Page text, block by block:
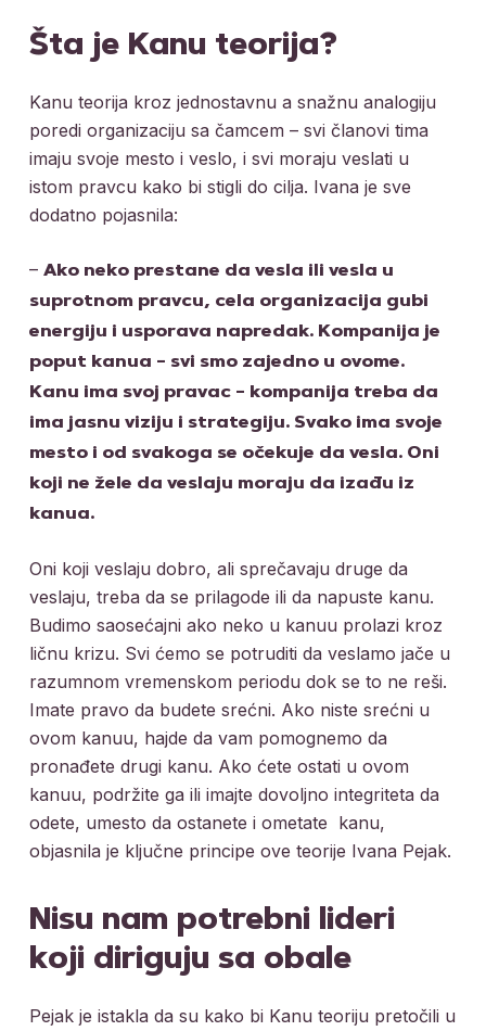
Šta je Kanu teorija?
Kanu teorija kroz jednostavnu a snažnu analogiju
poredi organizaciju sa čamcem – svi članovi tima
imaju svoje mesto i veslo, i svi moraju veslati u
istom pravcu kako bi stigli do cilja. Ivana je sve
dodatno pojasnila:
– Ako neko prestane da vesla ili vesla u
suprotnom pravcu, cela organizacija gubi
energiju i usporava napredak. Kompanija je
poput kanua – svi smo zajedno u ovome.
Kanu ima svoj pravac – kompanija treba da
ima jasnu viziju i strategiju. Svako ima svoje
mesto i od svakoga se očekuje da vesla. Oni
koji ne žele da veslaju moraju da izađu iz
kanua.
Oni koji veslaju dobro, ali sprečavaju druge da
veslaju, treba da se prilagode ili da napuste kanu.
Budimo saosećajni ako neko u kanuu prolazi kroz
ličnu krizu. Svi ćemo se potruditi da veslamo jače u
razumnom vremenskom periodu dok se to ne reši.
Imate pravo da budete srećni. Ako niste srećni u
ovom kanuu, hajde da vam pomognemo da
pronađete drugi kanu. Ako ćete ostati u ovom
kanuu, podržite ga ili imajte dovoljno integriteta da
odete, umesto da ostanete i ometate kanu,
objasnila je ključne principe ove teorije Ivana Pejak.
Nisu nam potrebni lideri
koji diriguju sa obale
Pejak je istakla da su kako bi Kanu teoriju pretočili u